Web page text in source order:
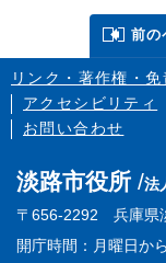
前の
リンク・著作権・免
アクセシビリティ
お問い合わせ
淡路市役所
法
〒656-2292 兵庫県
開庁時間：月曜日か